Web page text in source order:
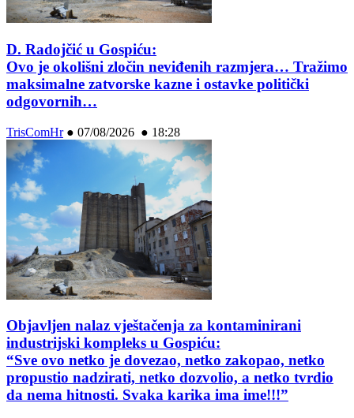
D. Radojčić u Gospiću:
Ovo je okolišni zločin neviđenih razmjera… Tražimo
maksimalne zatvorske kazne i ostavke politički
odgovornih…
TrisComHr● 07/08/2026 ● 18:28
Objavljen nalaz vještačenja za kontaminirani
industrijski kompleks u Gospiću:
“Sve ovo netko je dovezao, netko zakopao, netko
propustio nadzirati, netko dozvolio, a netko tvrdio
da nema hitnosti. Svaka karika ima ime!!!”